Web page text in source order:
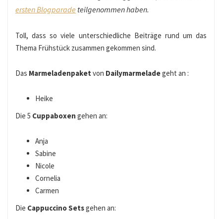
ersten Blogparade teilgenommen haben.
Toll, dass so viele unterschiedliche Beiträge rund um das
Thema Frühstück zusammen gekommen sind.
Das Marmeladenpaket von Dailymarmeladegeht an :
Heike
Die 5 Cuppaboxen gehen an:
Anja
Sabine
Nicole
Cornelia
Carmen
Die Cappuccino Setsgehen an: